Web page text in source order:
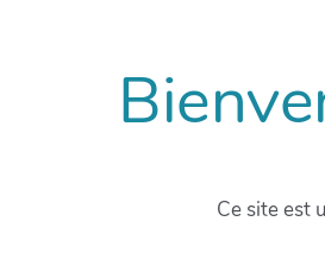
Ce site est